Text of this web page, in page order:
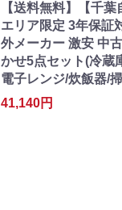
【送料無料】【千葉
エリア限定 3年保証
外メーカー 激安 中
かせ5点セット(冷蔵
電子レンジ/炊飯器/
41,140円